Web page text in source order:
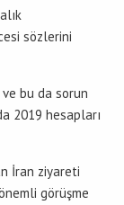
sözlerini
ve bu da sorun
2019 hesapları
İran ziyareti
görüşme